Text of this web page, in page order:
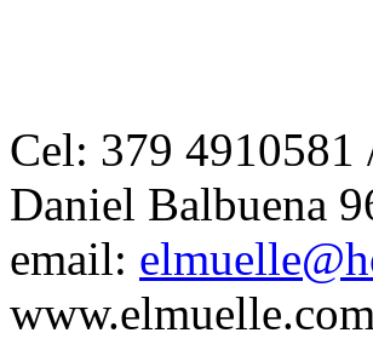
Cel: 379 4910581
Daniel Balbuena
email: